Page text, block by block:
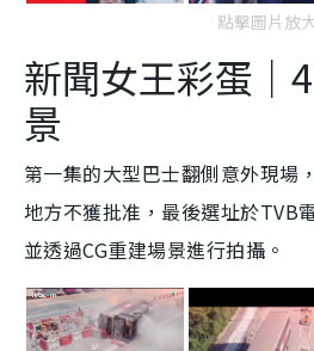
點擊圖片放
新聞女王彩蛋｜
景
第一集的大型巴士翻側意外現場
地方不獲批准，最後選址於TVB
並透過CG重建場景進行拍攝。